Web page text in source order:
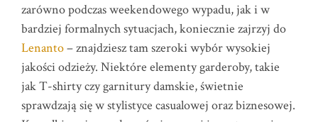
zarówno podczas weekendowego wypadu, jak i w
bardziej formalnych sytuacjach, koniecznie zajrzyj do
Lenanto– znajdziesz tam szeroki wybór wysokiej
jakości odzieży. Niektóre elementy garderoby, takie
jak T-shirty czy garnitury damskie, świetnie
sprawdzają się w stylistyce casualowej oraz biznesowej.